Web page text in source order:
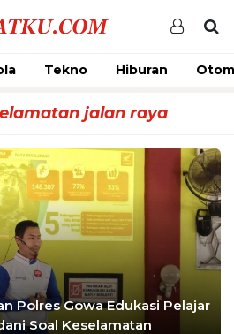
Tekno Hiburan
jalan raya
Polres Gowa Edukasi Pelajar
Soal Keselamatan